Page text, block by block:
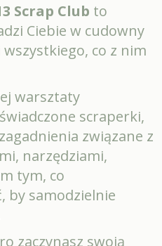
Scrap Club to
Ciebie w cudowny
co z nim
warsztaty
scraperki,
związane z
narzędziami,
tym, co
by samodzielnie
zaczynasz swoją